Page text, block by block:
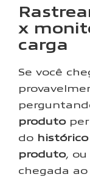
x
carga
Se você
produto
do
produto,
chegada